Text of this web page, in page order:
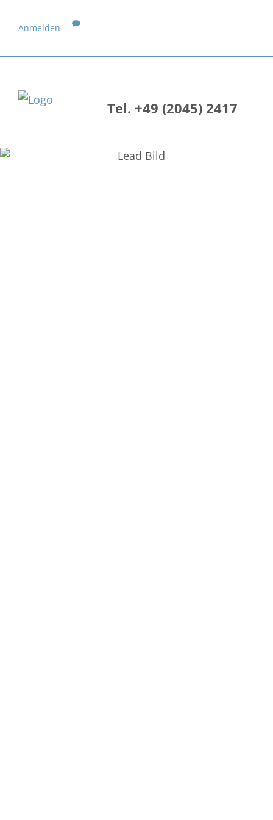
Anmelden
Tel. +49 (2045) 2417